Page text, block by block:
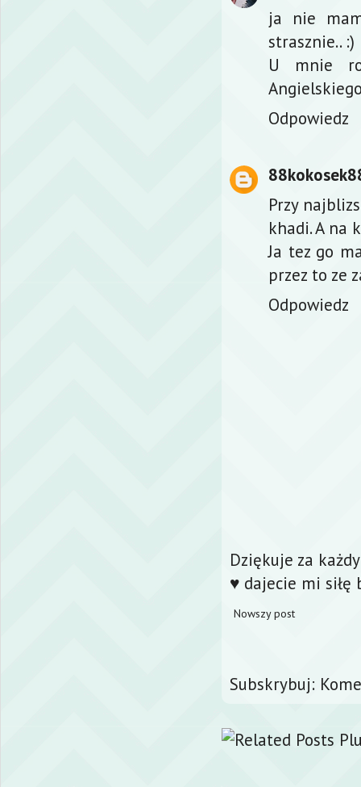
ja nie
strasznie.. :)
U mnie
Odpowiedz
Przy
khadi. A na
Ja tez go
przez to ze
Odpowiedz
Dziękuje za
♥ dajecie mi siłę
Nowszy post
Subskrybuj: